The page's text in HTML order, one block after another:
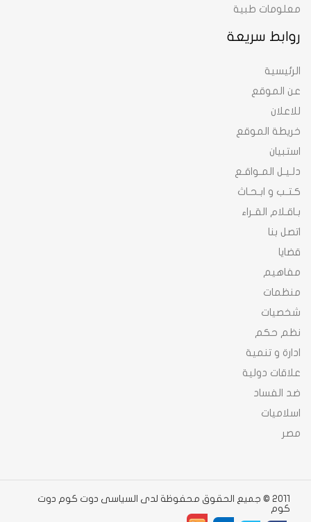
روابط سريعة
الرئيسية
عن الموقع
للاعلان
خريطة الموقع
استبيان
دلـيـل المـواقـع
كـتـب و ابـحـاث
بـاقـلام القـراء
اتصل بنا
قضايا
مفاهيم
منظمات
شخصيات
نظم حكم
ادارة و تنمية
علاقات دولية
ضد الفساد
اسلاميات
مصر
معلومات طبية
2011 © جميع الحقوق محفوظة لدى السياسى دوت كوم دوت
كوم